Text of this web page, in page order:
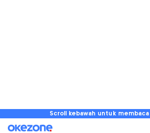
Scroll kebawah untuk membaca